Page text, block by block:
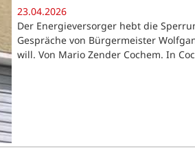
23.04.2026
Der Energieversorger hebt die
Gespräche von Bürgermeister
will. Von Mario Zender Cochem. In